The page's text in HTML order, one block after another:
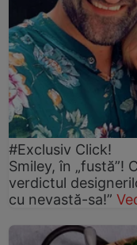
#Exclusiv Click!
Smiley, în „fustă”!
verdictul
cu nevastă-sa!”